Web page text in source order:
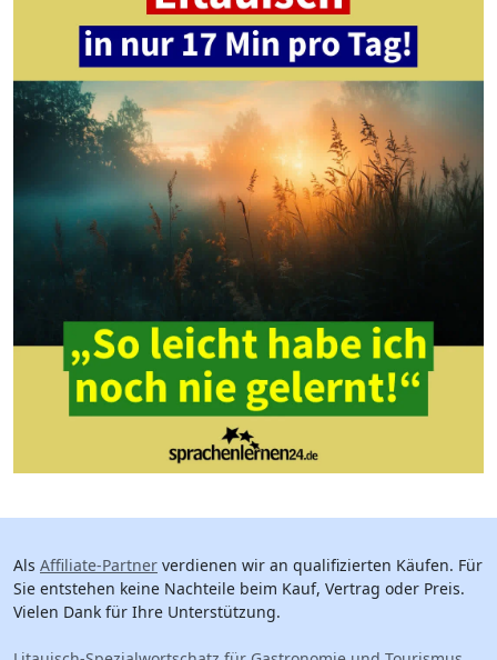
Als Affiliate-Partner verdienen wir an qualifizierten Käufen. Für
Sie entstehen keine Nachteile beim Kauf, Vertrag oder Preis.
Vielen Dank für Ihre Unterstützung.